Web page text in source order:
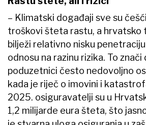
– Klimatski događaji sve su
troškovi šteta rastu, a hrvatsko
bilježi relativno nisku
odnosu na razinu rizika. To
poduzetnici često nedovoljno
kada je riječ o imovini i
2025. osiguravatelji su u
1,2 milijarde eura šteta, što